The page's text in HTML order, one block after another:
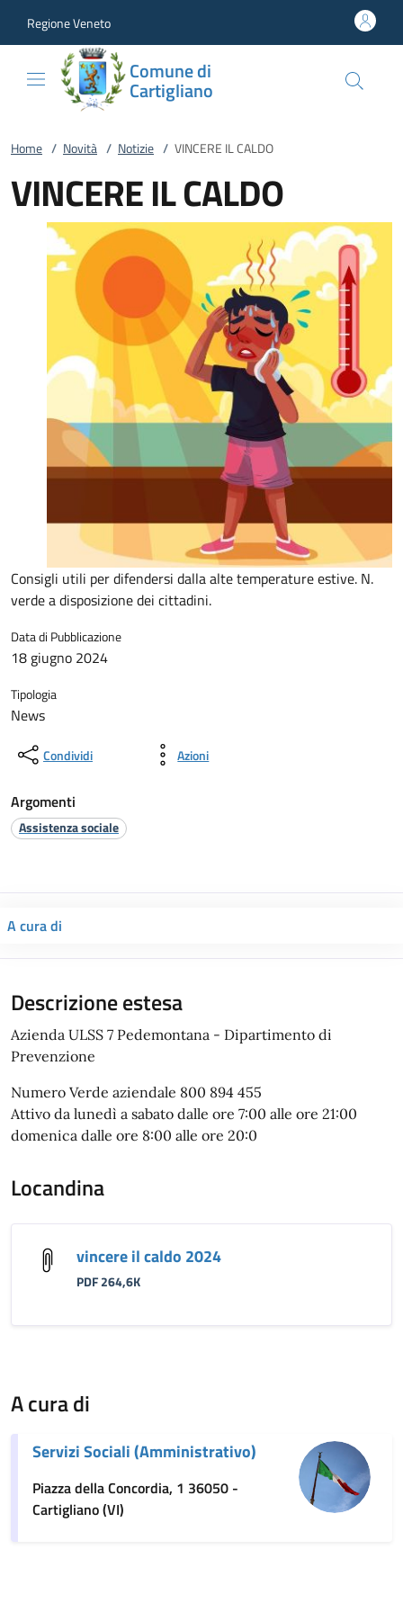
Regione Veneto
Comune di
Cartigliano
Home / Novità / Notizie / VINCERE IL CALDO
VINCERE IL CALDO
Consigli utili per difendersi dalla alte temperature estive. N.
verde a disposizione dei cittadini.
Data di Pubblicazione
18 giugno 2024
Tipologia
News
Condividi Azioni
Argomenti
Assistenza sociale
A cura di
Descrizione estesa
Azienda ULSS 7 Pedemontana - Dipartimento di
Prevenzione
Numero Verde aziendale 800 894 455
Attivo da lunedì a sabato dalle ore 7:00 alle ore 21:00
domenica dalle ore 8:00 alle ore 20:0
Locandina
vincere il caldo 2024
PDF 264,6K
A cura di
Servizi Sociali (Amministrativo)
Piazza della Concordia, 1 36050 -
Cartigliano (VI)